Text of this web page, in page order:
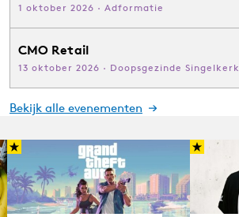
1 oktober 2026 · Adformatie
CMO Retail
13 oktober 2026 · Doopsgezinde Singelkerk
Bekijk alle evenementen